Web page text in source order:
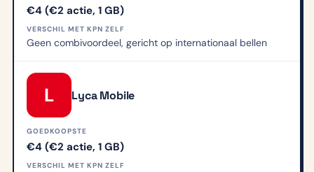
€4 (€2 actie, 1 GB)
VERSCHIL MET KPN ZELF
Geen combivoordeel, gericht op internationaal bellen
L Lyca Mobile
GOEDKOOPSTE
€4 (€2 actie, 1 GB)
VERSCHIL MET KPN ZELF